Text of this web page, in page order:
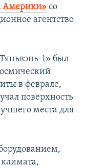
Америки» со
агентство
1» был
в феврале,
поверхность
места для